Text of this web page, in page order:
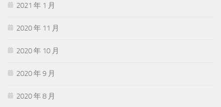
2021 年 1 月
2020 年 11 月
2020 年 10 月
2020 年 9 月
2020 年 8 月